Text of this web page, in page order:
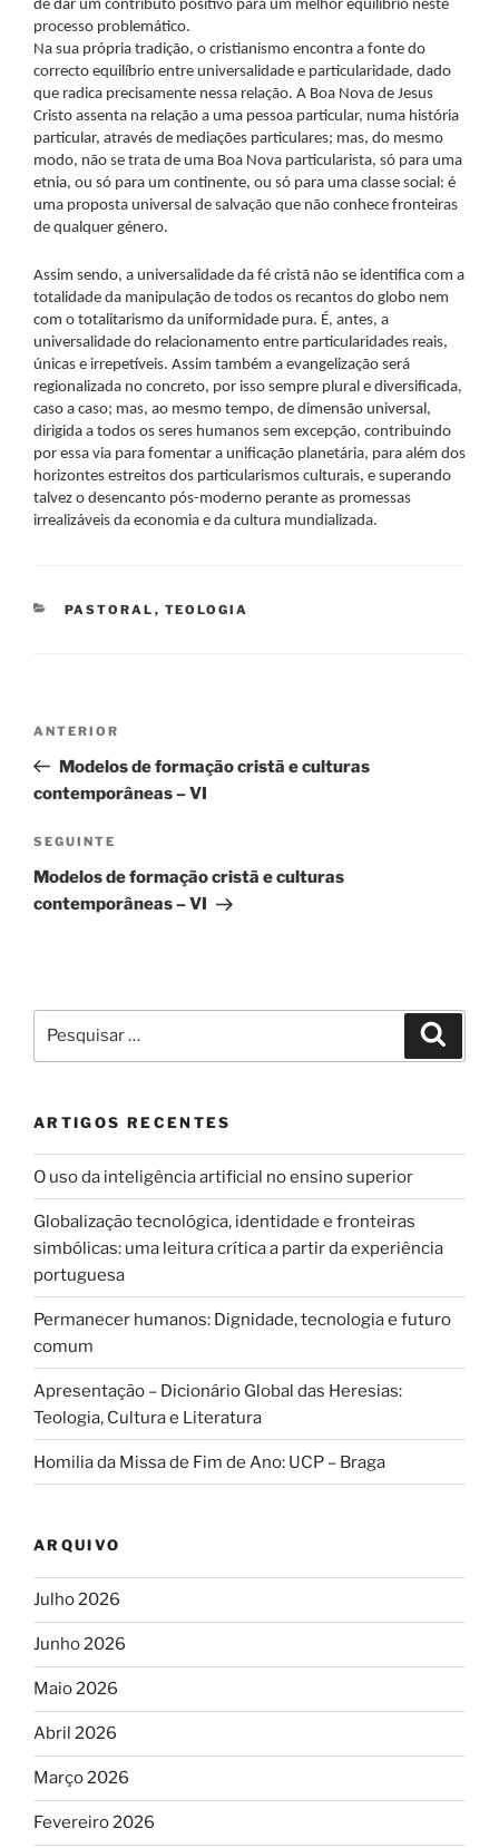
de dar um contributo positivo para um melhor equilíbrio neste
processo problemático.
Na sua própria tradição, o cristianismo encontra a fonte do
correcto equilíbrio entre universalidade e particularidade, dado
que radica precisamente nessa relação. A Boa Nova de Jesus
Cristo assenta na relação a uma pessoa particular, numa história
particular, através de mediações particulares; mas, do mesmo
modo, não se trata de uma Boa Nova particularista, só para uma
etnia, ou só para um continente, ou só para uma classe social: é
uma proposta universal de salvação que não conhece fronteiras
de qualquer género.
Assim sendo, a universalidade da fé cristã não se identifica com a
totalidade da manipulação de todos os recantos do globo nem
com o totalitarismo da uniformidade pura. É, antes, a
universalidade do relacionamento entre particularidades reais,
únicas e irrepetíveis. Assim também a evangelização será
regionalizada no concreto, por isso sempre plural e diversificada,
caso a caso; mas, ao mesmo tempo, de dimensão universal,
dirigida a todos os seres humanos sem excepção, contribuindo
por essa via para fomentar a unificação planetária, para além dos
horizontes estreitos dos particularismos culturais, e superando
talvez o desencanto pós-moderno perante as promessas
irrealizáveis da economia e da cultura mundializada.
CATEGORIAS
PASTORAL , TEOLOGIA
artigos
Conteúdo
anterior
ANTERIOR
Modelos de formação cristã e culturas
contemporâneas – VI
Conteúdo
seguinte
SEGUINTE
Modelos de formação cristã e culturas
contemporâneas – VI
por:
ARTIGOS RECENTES
O uso da inteligência artificial no ensino superior
Globalização tecnológica, identidade e fronteiras
simbólicas: uma leitura crítica a partir da experiência
portuguesa
Permanecer humanos: Dignidade, tecnologia e futuro
comum
Apresentação – Dicionário Global das Heresias:
Teologia, Cultura e Literatura
Homilia da Missa de Fim de Ano: UCP – Braga
ARQUIVO
Julho 2026
Junho 2026
Maio 2026
Abril 2026
Março 2026
Fevereiro 2026